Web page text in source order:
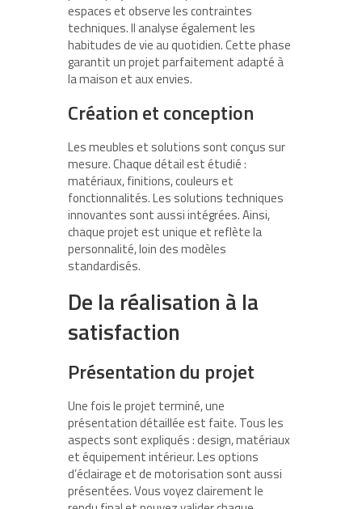
espaces et observe les contraintes
techniques. Il analyse également les
habitudes de vie au quotidien. Cette phase
garantit un projet parfaitement adapté à
la maison et aux envies.
Création et conception
Les meubles et solutions sont conçus sur
mesure. Chaque détail est étudié :
matériaux, finitions, couleurs et
fonctionnalités. Les solutions techniques
innovantes sont aussi intégrées. Ainsi,
chaque projet est unique et reflète la
personnalité, loin des modèles
standardisés.
De la réalisation à la
satisfaction
Présentation du projet
Une fois le projet terminé, une
présentation détaillée est faite. Tous les
aspects sont expliqués : design, matériaux
et équipement intérieur. Les options
d’éclairage et de motorisation sont aussi
présentées. Vous voyez clairement le